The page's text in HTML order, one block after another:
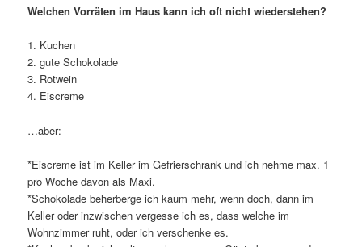
Welchen Vorräten im Haus kann ich oft nicht wiederstehen?
1. Kuchen
2. gute Schokolade
3. Rotwein
4. Eiscreme
…aber:
*Eiscreme ist im Keller im Gefrierschrank und ich nehme max. 1
pro Woche davon als Maxi.
*Schokolade beherberge ich kaum mehr, wenn doch, dann im
Keller oder inzwischen vergesse ich es, dass welche im
Wohnzimmer ruht, oder ich verschenke es.